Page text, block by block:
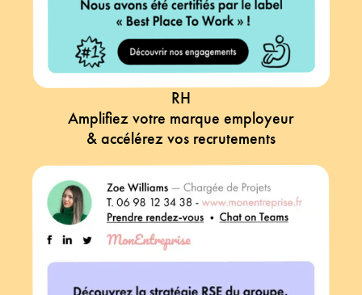
RH
Amplifiez votre marque employeur
& accélérez vos recrutements